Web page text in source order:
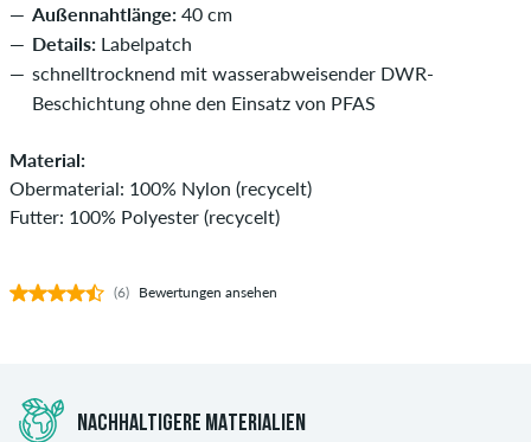
Außennahtlänge: 40 cm
Details: Labelpatch
schnelltrocknend mit wasserabweisender DWR-
Beschichtung ohne den Einsatz von PFAS
Material:
Obermaterial: 100% Nylon (recycelt)
Futter: 100% Polyester (recycelt)
(6) Bewertungen ansehen
NACHHALTIGERE MATERIALIEN